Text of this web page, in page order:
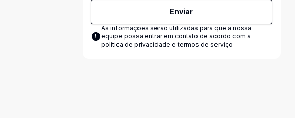
Enviar
As informações serão utilizadas para que a nossa
equipe possa entrar em contato de acordo com a
política de privacidade e termos de serviço